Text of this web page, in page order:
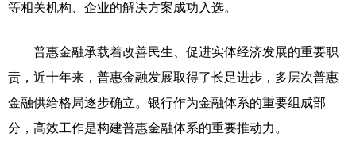
等相关机构、企业的解决方案成功入选。
普惠金融承载着改善民生、促进实体经济发展的重要职
责，近十年来，普惠金融发展取得了长足进步，多层次普惠
金融供给格局逐步确立。银行作为金融体系的重要组成部
分，高效工作是构建普惠金融体系的重要推动力。